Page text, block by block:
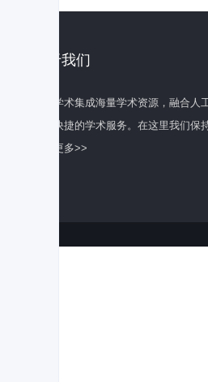
关于我们
百度学术集成海量学术资源，融合
全面快捷的学术服务。在这里我们
了解更多>>